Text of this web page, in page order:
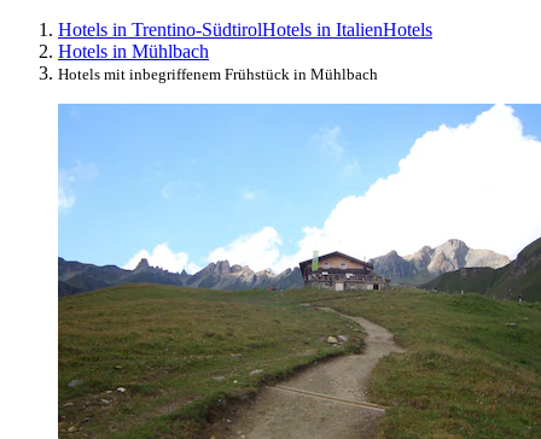
Hotels in Trentino-SüdtirolHotels in ItalienHotels
Hotels in Mühlbach
Hotels mit inbegriffenem Frühstück in Mühlbach